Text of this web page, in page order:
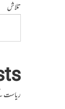
تلاش
ریاست